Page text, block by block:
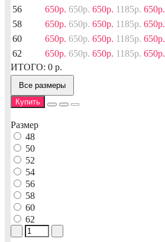
56 650р. 650р. 650р. 1185р. 650р.
58 650р. 650р. 650р. 1185р. 650р.
60 650р. 650р. 650р. 1185р. 650р.
62 650р. 650р. 650р. 1185р. 650р.
ИТОГО: 0 р.
Все размеры
Купить
Размер
48
50
52
54
56
58
60
62